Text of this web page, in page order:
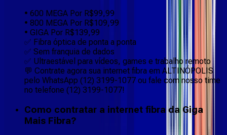
• 600 MEGA Por R$99,99
• 800 MEGA Por R$109,99
• GIGA Por R$139,99
✅ Fibra óptica de ponta a ponta
✅ Sem franquia de dados
✅ Ultraestável para vídeos, games e trabalho remoto
💬 Contrate agora sua internet fibra em ALTINÓPOLIS
pelo WhatsApp (12) 3199-1077 ou fale com nosso time
no telefone (12) 3199-1077!
Como contratar a internet fibra da Giga
Mais Fibra?